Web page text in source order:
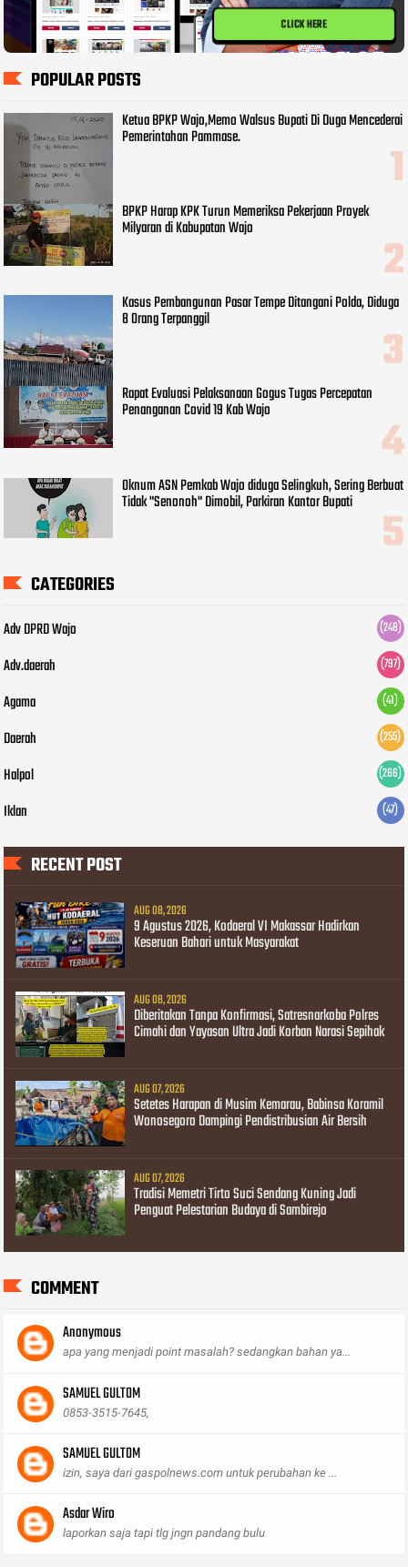
CLICK HERE
POPULAR POSTS
Ketua BPKP Wajo,Memo Walsus Bupati Di Duga Mencederai
Pemerintahan Pammase.
BPKP Harap KPK Turun Memeriksa Pekerjaan Proyek
Milyaran di Kabupatan Wajo
Kasus Pembangunan Pasar Tempe Ditangani Polda, Diduga
8 Orang Terpanggil
Rapat Evaluasi Pelaksanaan Gogus Tugas Percepatan
Penanganan Covid 19 Kab Wajo
Oknum ASN Pemkab Wajo diduga Selingkuh, Sering Berbuat
Tidak "Senonoh" Dimobil, Parkiran Kantor Bupati
CATEGORIES
Adv DPRD Wajo (248)
Adv.daerah (797)
Agama (41)
Daerah (255)
Halpol (266)
Iklan (47)
RECENT POST
AUG 08, 2026
9 Agustus 2026, Kodaeral VI Makassar Hadirkan
Keseruan Bahari untuk Masyarakat
AUG 08, 2026
Diberitakan Tanpa Konfirmasi, Satresnarkoba Polres
Cimahi dan Yayasan Ultra Jadi Korban Narasi Sepihak
AUG 07, 2026
Setetes Harapan di Musim Kemarau, Babinsa Koramil
Wonosegoro Dampingi Pendistribusian Air Bersih
AUG 07, 2026
Tradisi Memetri Tirto Suci Sendang Kuning Jadi
Penguat Pelestarian Budaya di Sambirejo
COMMENT
Anonymous
apa yang menjadi point masalah? sedangkan bahan ya...
SAMUEL GULTOM
0853-3515-7645,
SAMUEL GULTOM
izin, saya dari gaspolnews.com untuk perubahan ke ...
Asdar Wiro
laporkan saja tapi tlg jngn pandang bulu